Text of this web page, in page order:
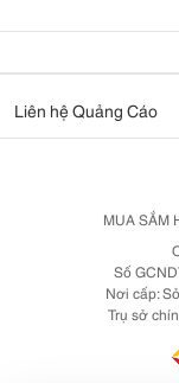
Liên hệ Quảng Cáo
MUA SẮM
Số
Nơi cấp:
Trụ sở